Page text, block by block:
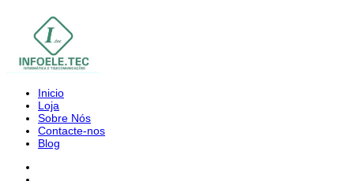
Inicio
Loja
Sobre Nós
Contacte-nos
Blog